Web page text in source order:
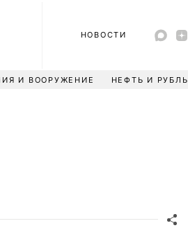
НОВОСТИ
И ВООРУЖЕНИЕ НЕФТЬ И РУБЛЬ